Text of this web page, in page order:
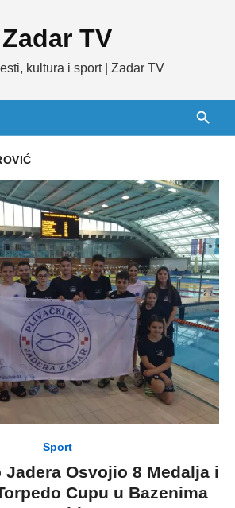
Zadar TV
kultura i sport | Zadar TV
Sport
Osvojio 8 Medalja i
Cupu u Bazenima